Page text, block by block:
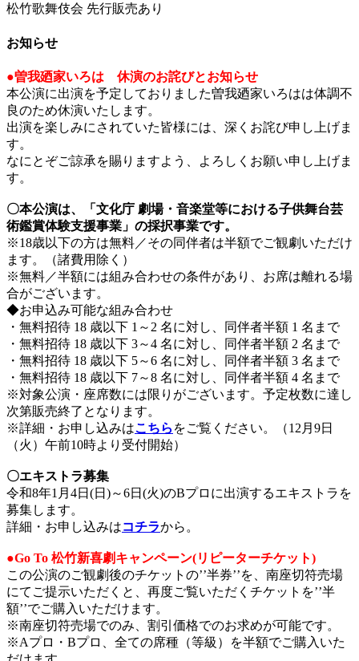
松竹歌舞伎会 先行販売あり
お知らせ
●曽我廼家いろは 休演のお詫びとお知らせ
本公演に出演を予定しておりました曽我廼家いろはは体調不
良のため休演いたします。
出演を楽しみにされていた皆様には、深くお詫び申し上げま
す。
なにとぞご諒承を賜りますよう、よろしくお願い申し上げま
す。
〇本公演は、「文化庁 劇場・音楽堂等における子供舞台芸
術鑑賞体験支援事業」の採択事業です。
※18歳以下の方は無料／その同伴者は半額でご観劇いただけ
ます。（諸費用除く）
※無料／半額には組み合わせの条件があり、お席は離れる場
合がございます。
◆お申込み可能な組み合わせ
・無料招待 18 歳以下 1～2 名に対し、同伴者半額 1 名まで
・無料招待 18 歳以下 3～4 名に対し、同伴者半額 2 名まで
・無料招待 18 歳以下 5～6 名に対し、同伴者半額 3 名まで
・無料招待 18 歳以下 7～8 名に対し、同伴者半額 4 名まで
※対象公演・座席数には限りがございます。予定枚数に達し
次第販売終了となります。
※詳細・お申し込みはこちら をご覧ください。（12月9日
（火）午前10時より受付開始）
〇エキストラ募集
令和8年1月4日(日)～6日(火)のBプロに出演するエキストラを
募集します。
詳細・お申し込みはコチラから。
●Go To 松竹新喜劇キャンペーン(リピーターチケット)
この公演のご観劇後のチケットの’’半券’’を、南座切符売場
にてご提示いただくと、再度ご覧いただくチケットを’’半
額’’でご購入いただけます。
※南座切符売場でのみ、割引価格でのお求めが可能です。
※Aプロ・Bプロ、全ての席種（等級）を半額でご購入いた